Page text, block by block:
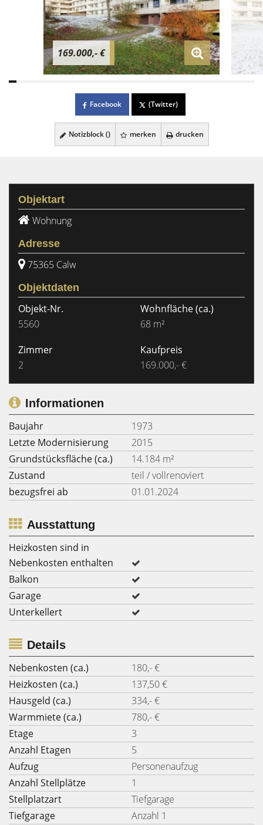
169.000,- €
Facebook (Twitter)
Notizblock () merken drucken
Objektart
Wohnung
Adresse
75365 Calw
Objektdaten
Objekt-Nr.
5560
Wohnfläche(ca.)
68 m²
Zimmer
2
Kaufpreis
169.000,- €
Informationen
Baujahr
1973
Letzte Modernisierung
2015
Grundstücksfläche (ca.)
14.184 m²
Zustand
teil / vollrenoviert
bezugsfrei ab
01.01.2024
Ausstattung
Heizkosten sind in
Nebenkosten enthalten
Balkon
Garage
Unterkellert
Details
Nebenkosten (ca.)
180,- €
Heizkosten (ca.)
137,50 €
Hausgeld (ca.)
334,- €
Warmmiete (ca.)
780,- €
Etage
3
Anzahl Etagen
5
Aufzug
Personenaufzug
Anzahl Stellplätze
1
Stellplatzart
Tiefgarage
Tiefgarage
Anzahl 1